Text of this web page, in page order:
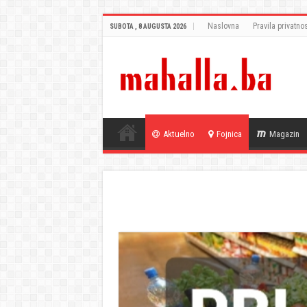
SUBOTA , 8 AUGUSTA 2026 Naslovna Pravila
Aktuelno Fojnica Magazin